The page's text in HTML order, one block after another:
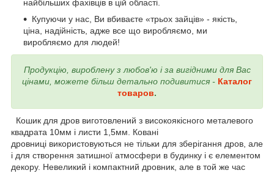
найбільших фахівців в цій області.
Купуючи у нас, Ви вбиваєте «трьох зайців» - якість,
ціна, надійність, адже все що виробляємо, ми
виробляємо для людей!
Продукцію, вироблену з любов'ю і за вигідними для Вас
цінами, можете більш детально подивитися - Каталог
товаров.
Кошик для дров виготовлений з високоякісного металевого
квадрата 10мм і листи 1,5мм. Ковані
дровниці використовуються не тільки для зберігання дров, але
і для створення затишної атмосфери в будинку і є елементом
декору. Невеликий і компактний дровник, але в той же час